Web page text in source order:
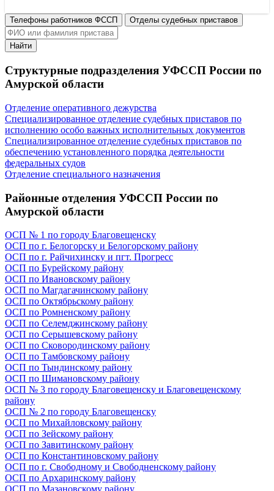
Телефоны работников ФССП Отделы судебных приставов
Найти
Структурные подразделения УФССП России по
Амурской области
Отделение оперативного дежурства
Специализированное отделение судебных приставов по
исполнению особо важных исполнительных документов
Специализированное отделение судебных приставов по
обеспечению установленного порядка деятельности
федеральных судов
Отделение специального назначения
Районные отделения УФССП России по
Амурской области
ОСП № 1 по городу Благовещенску
ОСП по г. Белогорску и Белогорскому району
ОСП по г. Райчихинску и пгт. Прогресс
ОСП по Бурейскому району
ОСП по Ивановскому району
ОСП по Магдагачинскому району
ОСП по Октябрьскому району
ОСП по Ромненскому району
ОСП по Селемджинскому району
ОСП по Серышевскому району
ОСП по Сковородинскому району
ОСП по Тамбовскому району
ОСП по Тындинскому району
ОСП по Шимановскому району
ОСП № 3 по городу Благовещенску и Благовещенскому
району
ОСП № 2 по городу Благовещенску
ОСП по Михайловскому району
ОСП по Зейскому району
ОСП по Завитинскому району
ОСП по Константиновскому району
ОСП по г. Свободному и Свободненскому району
ОСП по Архаринскому району